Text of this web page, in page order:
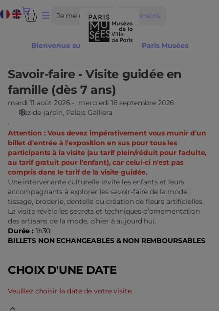
Bienvenue sur la billetterie de Paris Musées
Langue
courante
Dialogue
Je me connecte Je m'inscris
d'une
11.08.2026
10:31
Savoir-
faire
Visite
guidée
en
famille
(dès
ans)]
Paris
Musées
Savoir-
-
Visite
guidée
en
famille
(dès
7
ans)
Savoir-faire - Visite guidée en
famille (dès 7 ans)
mardi 11 août 2026
mercredi 16 septembre 2026
Rez-de-jardin Palais Galliera
.
Attention : Vous devez impérativement vous munir d'un
billet d'entrée à l'exposition en sus pour tous les
participants à la visite (au tarif plein/réduit pour l'adulte,
au tarif gratuit pour l'enfant), car celui-ci n'est pas
compris dans le tarif de la visite guidée.
Une intervenante culturelle invite les enfants et leurs
accompagnants à explorer les savoir-faire de la mode :
tissage, broderie, dentelle ou création de fleurs artificielles.
La visite révèle les secrets et techniques d’ornementation
des artisans de la mode, d’hier à aujourd’hui.
Durée : 1h30
BILLETS NON ECHANGEABLES & NON REMBOURSABLES
CHOIX D'UNE DATE
Veuillez choisir la date de votre visite.